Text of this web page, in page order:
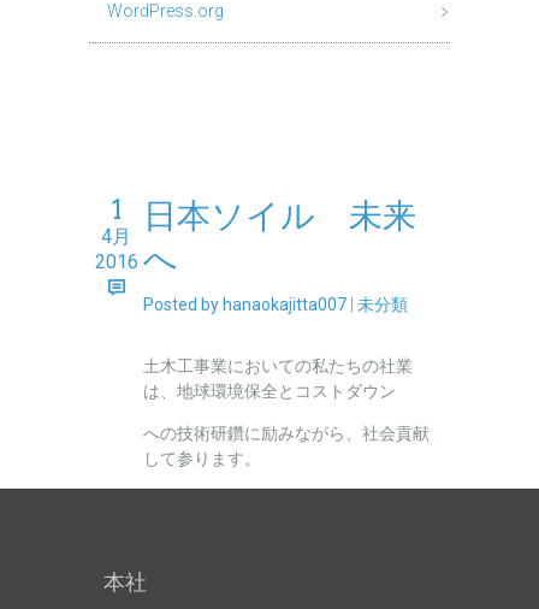
WordPress.org
1
4月
2016
日本ソイル 未来
へ
Posted by hanaokajitta007 未分類
土木工事業においての私たちの社業
は、地球環境保全とコストダウン
への技術研鑽に励みながら、社会貢献
して参ります。
本社